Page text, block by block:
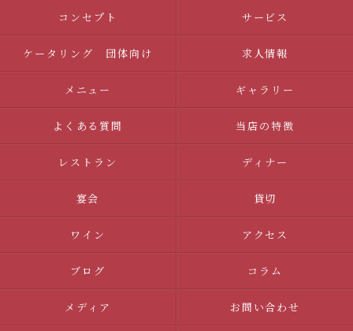
コンセプト サービス
ケータリング 団体向け 求人情報
メニュー ギャラリー
よくある質問 当店の特徴
レストラン ディナー
宴会 貸切
ワイン アクセス
ブログ コラム
メディア お問い合わせ